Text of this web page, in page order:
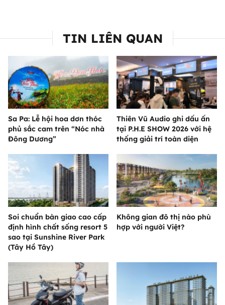
TIN LIÊN QUAN
Sa Pa: Lễ hội hoa dơn thóc
phủ sắc cam trên “Nóc nhà
Đông Dương”
Thiên Vũ Audio ghi dấu ấn
tại P.H.E SHOW 2026 với hệ
thống giải trí toàn diện
Soi chuẩn bàn giao cao cấp
định hình chất sống resort 5
sao tại Sunshine River Park
(Tây Hồ Tây)
Không gian đô thị nào phù
hợp với người Việt?